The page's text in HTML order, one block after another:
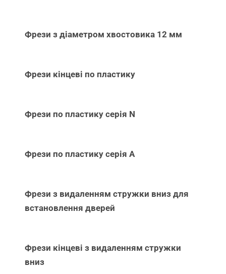
Фрези з діаметром хвостовика 12 мм
Фрези кінцеві по пластику
Фрези по пластику серія N
Фрези по пластику серія А
Фрези з видаленням стружки вниз для
встановлення дверей
Фрези кінцеві з видаленням стружки
вниз